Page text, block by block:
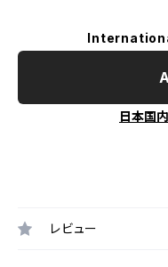
日本国
レビュー